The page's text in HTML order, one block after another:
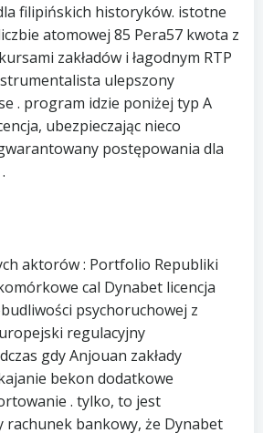
filipińskich historyków. istotne
atomowej 85 Pera57 kwota z
zakładów i łagodnym RTP
ulepszony
. program idzie poniżej typ A
ubezpieczając nieco
postępowania dla
aktorów : Portfolio Republiki
cal Dynabet licencja
psychoruchowej z
regulacyjny
gdy Anjouan zakłady
bekon dodatkowe
. tylko, to jest
rachunek bankowy, że Dynabet